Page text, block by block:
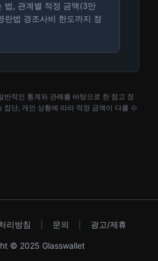
법, 관계별 적정 금액(3만
란법 경조사비 한도까지 정
반적인 통계와 관례를 바탕으로 한 참고 정
집단, 개인 상황에 따라 적정 금액이 다를 수
리방침 문의 광고/제휴
© 2025 Glasswallet